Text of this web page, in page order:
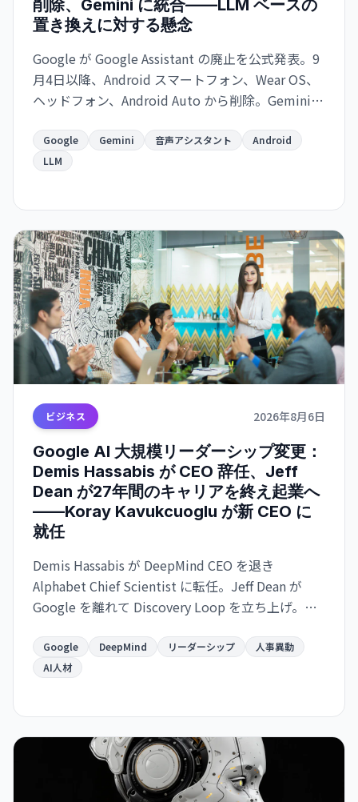
削除、Gemini に統合——LLM ベースの
置き換えに対する懸念
Google が Google Assistant の廃止を公式発表。9
月4日以降、Android スマートフォン、Wear OS、
ヘッドフォン、Android Auto から削除。Gemini
LLM への移行に対する信頼性の懸念が浮上。
Google Gemini 音声アシスタント
Android
LLM
ビジネス 2026年8月6日
Google AI 大規模リーダーシップ変更：
Demis Hassabis が CEO 辞任、Jeff
Dean が27年間のキャリアを終え起業へ
——Koray Kavukcuoglu が新 CEO に
就任
Demis Hassabis が DeepMind CEO を退き
Alphabet Chief Scientist に転任。Jeff Dean が
Google を離れて Discovery Loop を立ち上げ。
時流出が進む。
Google DeepMind リーダーシップ
人事異動
AI人材